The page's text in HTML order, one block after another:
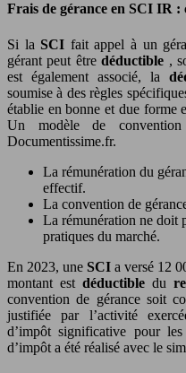
Frais de gérance en SCI IR
Si laSCI fait appel à un
gérant peut êtredéductible ,
est également associé, la
soumise à des règles
établie en bonne et due forme
Un modèle de
Documentissime.fr.
La rémunération du
effectif.
La convention de
La rémunération ne doit
pratiques du marché.
En 2023, une SCI a versé 12
montant est déductible du
convention de gérance soit
justifiée par l’activité
d’impôt significative pour
d’impôt a été réalisé avec le